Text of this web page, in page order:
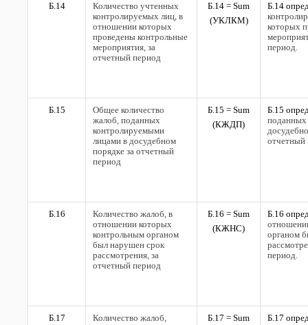
Б.14
Количество учтенных
контролируемых лиц, в
отношении которых
проведены контрольные
мероприятия, за
отчетный период
Б.14 = Sum
(УКЛКМ)
Б.14
которых
период.
Б.15
Общее количество
жалоб, поданных
контролируемыми
лицами в досудебном
порядке за отчетный
период
Б.15 = Sum
(КЖДП)
Б.15
поданных
отчетный
Б.16
Количество жалоб, в
отношении которых
контрольным органом
был нарушен срок
рассмотрения, за
отчетный период
Б.16 = Sum
(КЖНС)
Б.16
органом
период.
Б.17
Количество жалоб,
Б.17 = Sum
Б.17